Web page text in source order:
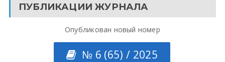
ПУБЛИКАЦИИ ЖУРНАЛА
Опубликован новый номер
№ 6 (65) / 2025